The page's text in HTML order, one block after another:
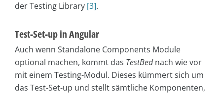
der Testing Library [3].
Test-Set-up in Angular
Auch wenn Standalone Components Module
optional machen, kommt das TestBednach wie vor
mit einem Testing-Modul. Dieses kümmert sich um
das Test-Set-up und stellt sämtliche Komponenten,